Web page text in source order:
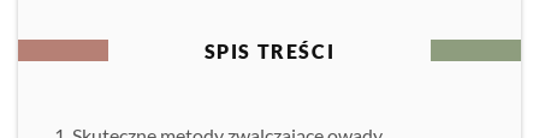
SPIS TREŚCI